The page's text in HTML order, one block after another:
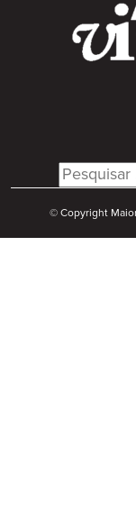
Search
for:
© Copyright